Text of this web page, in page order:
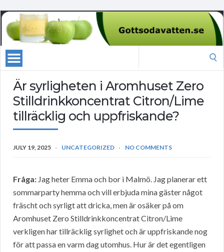
Är syrligheten i Aromhuset Zero
Stilldrinkkoncentrat Citron/Lime
tillräcklig och uppfriskande?
JULY 19, 2025 UNCATEGORIZED NO COMMENTS
Fråga: Jag heter Emma och bor i Malmö. Jag planerar ett
sommarparty hemma och vill erbjuda mina gäster något
fräscht och syrligt att dricka, men är osäker på om
Aromhuset Zero Stilldrinkkoncentrat Citron/Lime
verkligen har tillräcklig syrlighet och är uppfriskande nog
för att passa en varm dag utomhus. Hur är det egentligen